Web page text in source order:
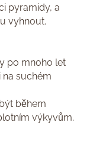
pyramidy, a
vyhnout.
po mnoho let
suchém
během
výkyvům.